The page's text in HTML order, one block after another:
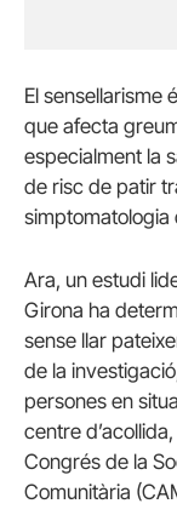
El sensellarisme
que afecta
especialment la
de risc de patir
simptomatologia
Ara, un estudi
Girona ha
sense llar
de la
persones en
centre
Congrés de la
Comunitària